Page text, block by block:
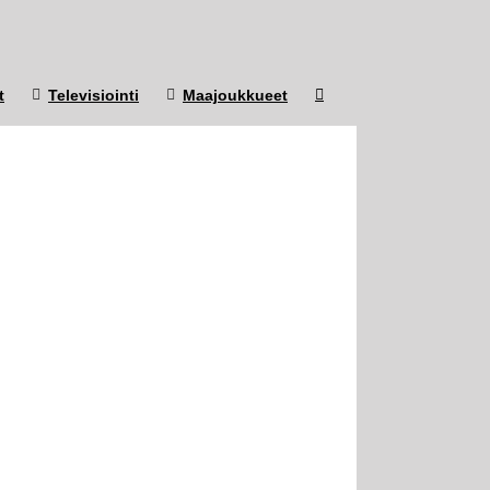
Televisiointi Maajoukkueet